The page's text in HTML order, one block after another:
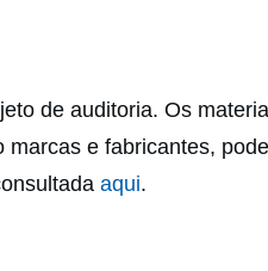
de auditoria. Os
e fabricantes,
aqui.